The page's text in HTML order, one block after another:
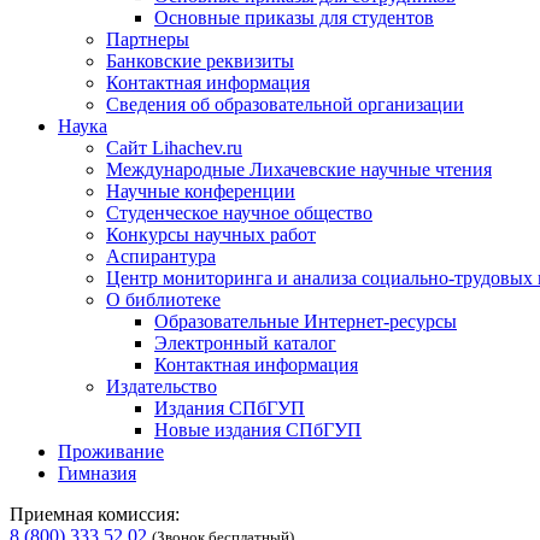
Основные приказы для студентов
Партнеры
Банковские реквизиты
Контактная информация
Сведения об образовательной организации
Наука
Сайт Lihachev.ru
Международные Лихачевские научные чтения
Научные конференции
Студенческое научное общество
Конкурсы научных работ
Аспирантура
Центр мониторинга и анализа социально-трудовых
О библиотеке
Образовательные Интернет-ресурсы
Электронный каталог
Контактная информация
Издательство
Издания СПбГУП
Новые издания СПбГУП
Проживание
Гимназия
Приемная комиссия:
8 (800) 333 52 02